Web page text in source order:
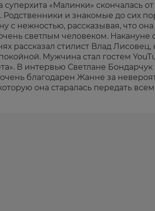
«Малинки» скончалась от
Родственники и знакомые до сих
с нежностью, рассказывая, что
светлым человеком. Накануне
рассказал стилист Влад Лисовец,
Мужчина стал гостем
В интервью Светлане
очень благодарен Жанне за
она старалась передать всем